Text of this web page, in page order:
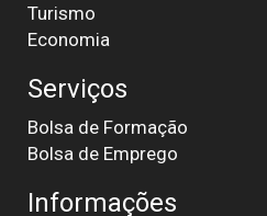
Turismo
Economia
Serviços
Bolsa de Formação
Bolsa de Emprego
Informações